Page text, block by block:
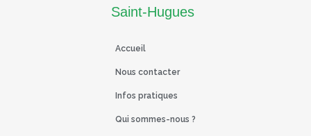
Saint-Hugues
Accueil
Nous contacter
Infos pratiques
Qui sommes-nous ?